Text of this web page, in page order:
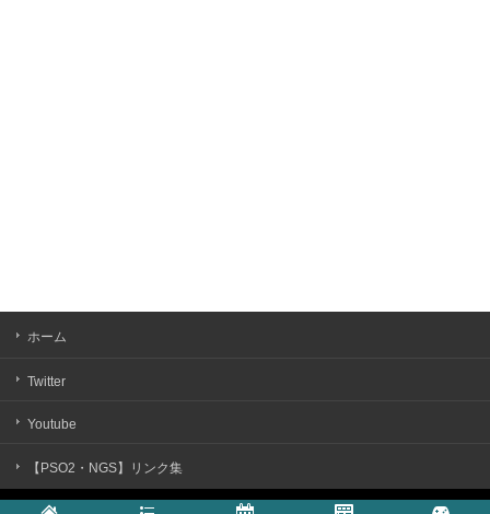
ホーム
Twitter
Youtube
【PSO2・NGS】リンク集